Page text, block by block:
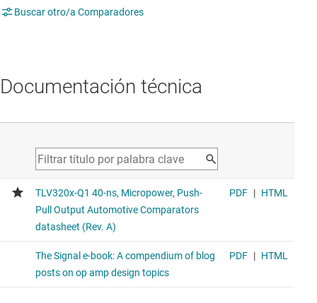
Buscar otro/a Comparadores
Documentación técnica